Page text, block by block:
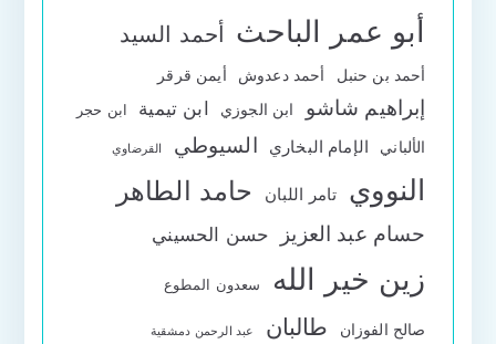
أبو عمر الباحث أحمد السيد
أحمد بن حنبل أحمد دعدوش أيمن قرقر
إبراهيم شاشو ابن الجوزي ابن تيمية ابن حجر
الألباني الإمام البخاري السيوطي القرضاوي
النووي تامر اللبان حامد الطاهر
حسام عبد العزيز حسن الحسيني
زين خير الله سعدون المطوع
صالح الفوزان طالبان عبد الرحمن دمشقية